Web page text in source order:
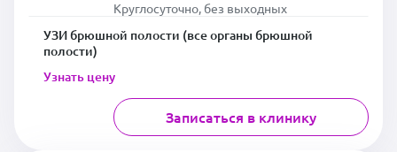
Круглосуточно, без выходных
УЗИ брюшной полости (все органы брюшной
полости)
Узнать цену
Записаться в клинику